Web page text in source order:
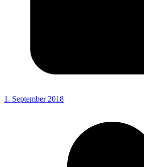
1. September 2018